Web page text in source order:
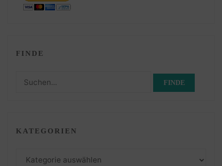
FINDE
Suchen
KATEGORIEN
Kategorien